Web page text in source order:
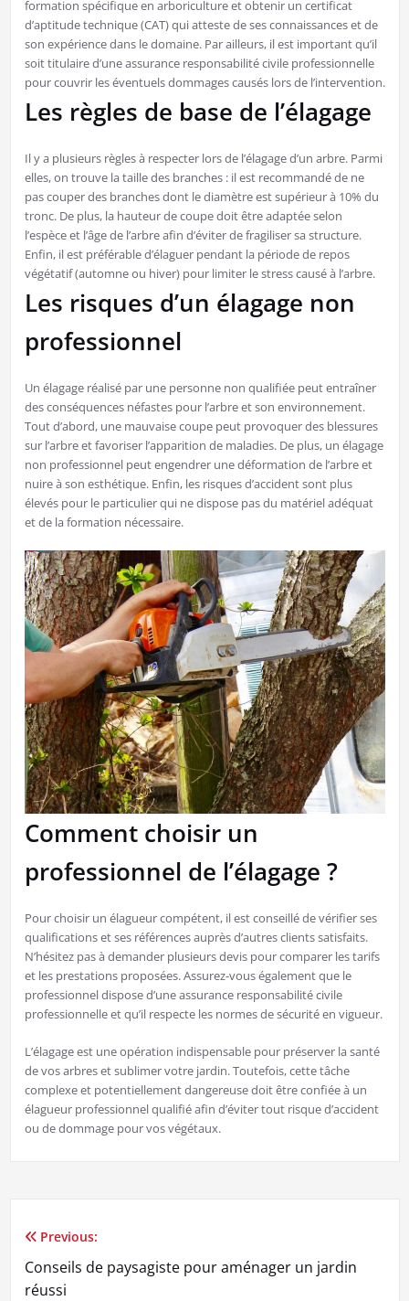
formation spécifique en arboriculture et obtenir un certificat
d’aptitude technique (CAT) qui atteste de ses connaissances et de
son expérience dans le domaine. Par ailleurs, il est important qu’il
soit titulaire d’une assurance responsabilité civile professionnelle
pour couvrir les éventuels dommages causés lors de l’intervention.
Les règles de base de l’élagage
Il y a plusieurs règles à respecter lors de l’élagage d’un arbre. Parmi
elles, on trouve la taille des branches : il est recommandé de ne
pas couper des branches dont le diamètre est supérieur à 10% du
tronc. De plus, la hauteur de coupe doit être adaptée selon
l’espèce et l’âge de l’arbre afin d’éviter de fragiliser sa structure.
Enfin, il est préférable d’élaguer pendant la période de repos
végétatif (automne ou hiver) pour limiter le stress causé à l’arbre.
Les risques d’un élagage non
professionnel
Un élagage réalisé par une personne non qualifiée peut entraîner
des conséquences néfastes pour l’arbre et son environnement.
Tout d’abord, une mauvaise coupe peut provoquer des blessures
sur l’arbre et favoriser l’apparition de maladies. De plus, un élagage
non professionnel peut engendrer une déformation de l’arbre et
nuire à son esthétique. Enfin, les risques d’accident sont plus
élevés pour le particulier qui ne dispose pas du matériel adéquat
et de la formation nécessaire.
Comment choisir un
professionnel de l’élagage ?
Pour choisir un élagueur compétent, il est conseillé de vérifier ses
qualifications et ses références auprès d’autres clients satisfaits.
N’hésitez pas à demander plusieurs devis pour comparer les tarifs
et les prestations proposées. Assurez-vous également que le
professionnel dispose d’une assurance responsabilité civile
professionnelle et qu’il respecte les normes de sécurité en vigueur.
L’élagage est une opération indispensable pour préserver la santé
de vos arbres et sublimer votre jardin. Toutefois, cette tâche
complexe et potentiellement dangereuse doit être confiée à un
élagueur professionnel qualifié afin d’éviter tout risque d’accident
ou de dommage pour vos végétaux.
Navigation
de
Previous:
Conseils de paysagiste pour aménager un jardin
réussi